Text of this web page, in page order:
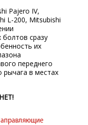
Pajero IV,
L-200, Mitsubishi
сразу
их
переднего
рычага в местах